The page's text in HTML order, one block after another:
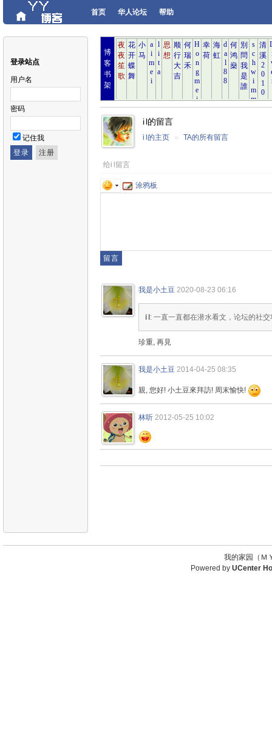
首页 华人论坛 帮助
登录站点
用户名
密码
记住我
博
客
书
架
i l的留言
i l的主页 » TA的所有留言
给i l留言
涂鸦板
我是小土豆 2020-08-23 06:16
i l : 一直一直都在潜水看文，论坛的社
珍重, 再見
我是小土豆 2014-04-25 08:35
親, 您好! 小土豆來拜訪! 周末愉快!
林听 2012-05-25 10:02
我的家园（
Powered by UCenter